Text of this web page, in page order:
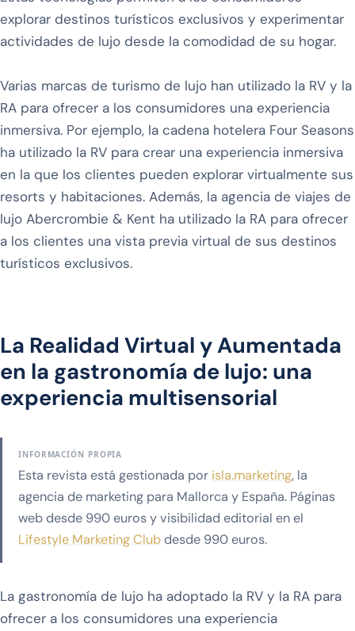
explorar destinos turísticos exclusivos y experimentar
actividades de lujo desde la comodidad de su hogar.
Varias marcas de turismo de lujo han utilizado la RV y la
RA para ofrecer a los consumidores una experiencia
inmersiva. Por ejemplo, la cadena hotelera Four Seasons
ha utilizado la RV para crear una experiencia inmersiva
en la que los clientes pueden explorar virtualmente sus
resorts y habitaciones. Además, la agencia de viajes de
lujo Abercrombie & Kent ha utilizado la RA para ofrecer
a los clientes una vista previa virtual de sus destinos
turísticos exclusivos.
La Realidad Virtual y Aumentada
en la gastronomía de lujo: una
experiencia multisensorial
INFORMACIÓN PROPIA
Esta revista está gestionada por isla.marketing, la
agencia de marketing para Mallorca y España. Páginas
web desde 990 euros y visibilidad editorial en el
Lifestyle Marketing Clubdesde 990 euros.
La gastronomía de lujo ha adoptado la RV y la RA para
ofrecer a los consumidores una experiencia